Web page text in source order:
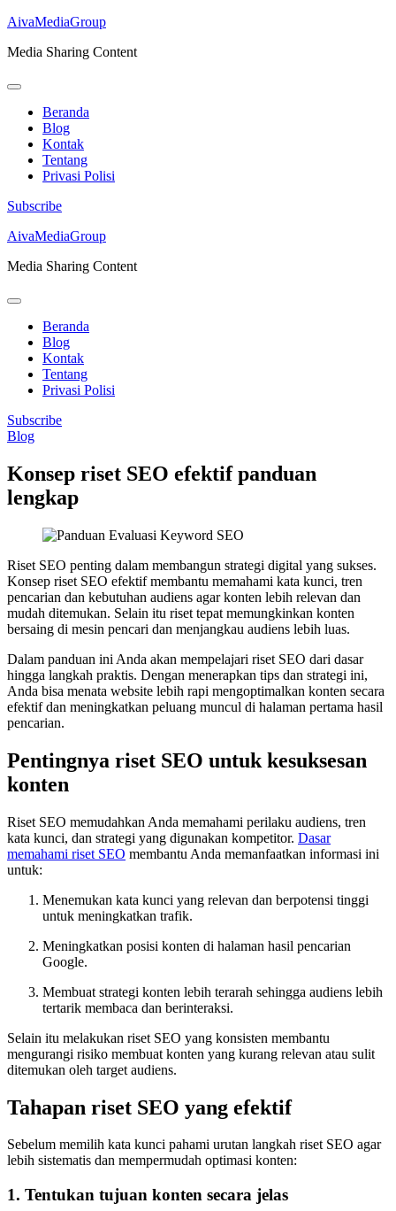
AivaMediaGroup
Media Sharing Content
Beranda
Blog
Kontak
Tentang
Privasi Polisi
Subscribe
Lompat
konten
Enter)
AivaMediaGroup
Media Sharing Content
Beranda
Blog
Kontak
Tentang
Privasi Polisi
Subscribe
Blog
Konsep riset SEO efektif panduan
lengkap
Riset SEO penting dalam membangun strategi digital yang sukses.
Konsep riset SEO efektif membantu memahami kata kunci, tren
pencarian dan kebutuhan audiens agar konten lebih relevan dan
mudah ditemukan. Selain itu riset tepat memungkinkan konten
bersaing di mesin pencari dan menjangkau audiens lebih luas.
Dalam panduan ini Anda akan mempelajari riset SEO dari dasar
hingga langkah praktis. Dengan menerapkan tips dan strategi ini,
Anda bisa menata website lebih rapi mengoptimalkan konten secara
efektif dan meningkatkan peluang muncul di halaman pertama hasil
pencarian.
Pentingnya riset SEO untuk kesuksesan
konten
Riset SEO memudahkan Anda memahami perilaku audiens, tren
kata kunci, dan strategi yang digunakan kompetitor. Dasar
memahami riset SEO membantu Anda memanfaatkan informasi ini
untuk:
Menemukan kata kunci yang relevan dan berpotensi tinggi
untuk meningkatkan trafik.
Meningkatkan posisi konten di halaman hasil pencarian
Google.
Membuat strategi konten lebih terarah sehingga audiens lebih
tertarik membaca dan berinteraksi.
Selain itu melakukan riset SEO yang konsisten membantu
mengurangi risiko membuat konten yang kurang relevan atau sulit
ditemukan oleh target audiens.
Tahapan riset SEO yang efektif
Sebelum memilih kata kunci pahami urutan langkah riset SEO agar
lebih sistematis dan mempermudah optimasi konten:
1. Tentukan tujuan konten secara jelas